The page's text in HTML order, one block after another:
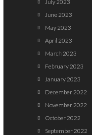
July 2023
June 2023
May 2023
April 2023
March 2023
February 2023
January 2023
December 2022
November 2022
October 2022
September 2022